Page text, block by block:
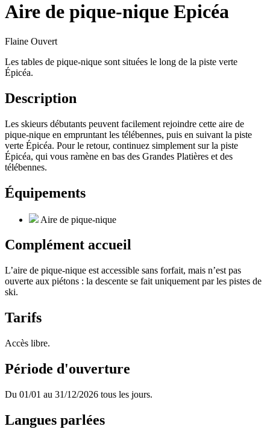
Aire de pique-nique Epicéa
Flaine Ouvert
Les tables de pique-nique sont situées le long de la piste verte
Épicéa.
Description
Les skieurs débutants peuvent facilement rejoindre cette aire de
pique-nique en empruntant les télébennes, puis en suivant la piste
verte Épicéa. Pour le retour, continuez simplement sur la piste
Épicéa, qui vous ramène en bas des Grandes Platières et des
télébennes.
Équipements
Aire de pique-nique
Complément accueil
L’aire de pique-nique est accessible sans forfait, mais n’est pas
ouverte aux piétons : la descente se fait uniquement par les pistes de
ski.
Tarifs
Accès libre.
Période d'ouverture
Du 01/01 au 31/12/2026 tous les jours.
Langues parlées